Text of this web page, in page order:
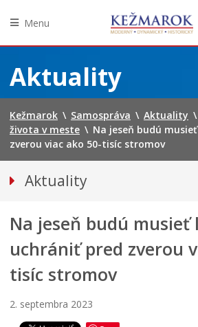
obsah
Menu
Aktuality
Kežmarok \ Samospráva \ Aktuality \
života v meste \ Na jeseň budú
zverou viac ako 50-tisíc stromov
Aktuality
Zasadnutia mestského
Úspešné projekty mesta
Kontrolné dni
Smart Green City Kežmarok
SPRAVODAJSTVO
Noviny Kežmarok
Na jeseň budú musieť
uchrániť pred zverou
tisíc stromov
2. septembra 2023
L
e
n
h
d
e
f
i
i
r
e
c
h
á
z